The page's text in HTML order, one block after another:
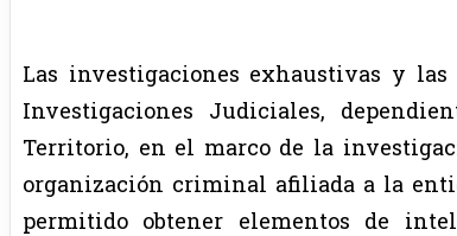
Las investigaciones exhaustivas y
Investigaciones Judiciales,
Territorio, en el marco de la
organización criminal afiliada a la
permitido obtener elementos de